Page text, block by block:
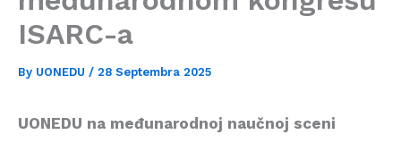
ISARC-a
By UONEDU / 28 Septembra 2025
UONEDU na međunarodnoj naučnoj sceni